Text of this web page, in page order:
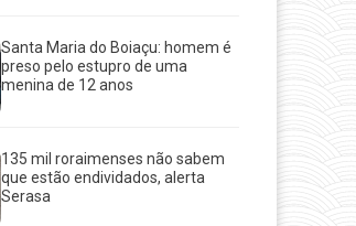
Santa Maria do Boiaçu: homem é
preso pelo estupro de uma
menina de 12 anos
135 mil roraimenses não sabem
que estão endividados, alerta
Serasa